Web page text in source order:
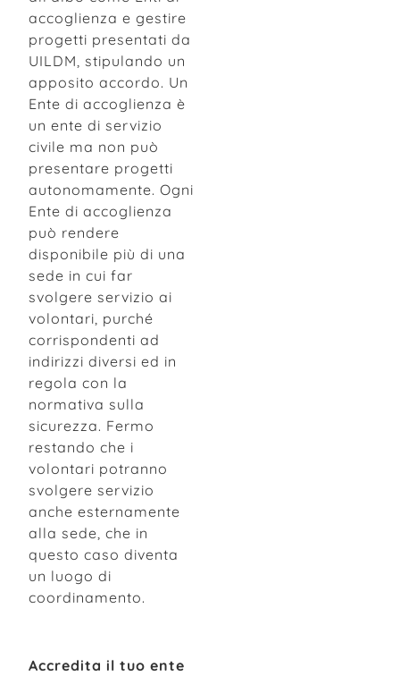
accoglienza e gestire
progetti presentati da
UILDM, stipulando un
apposito accordo. Un
Ente di accoglienza è
un ente di servizio
civile ma non può
presentare progetti
autonomamente. Ogni
Ente di accoglienza
può rendere
disponibile più di una
sede in cui far
svolgere servizio ai
volontari, purché
corrispondenti ad
indirizzi diversi ed in
regola con la
normativa sulla
sicurezza. Fermo
restando che i
volontari potranno
svolgere servizio
anche esternamente
alla sede, che in
questo caso diventa
un luogo di
coordinamento.
Accredita il tuo ente